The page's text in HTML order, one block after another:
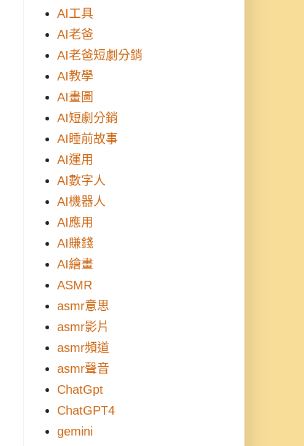
AI工具
AI老爸
AI老爸短劇分銷
AI教學
AI畫圖
AI短劇分銷
AI睡前故事
AI運用
AI數字人
AI機器人
AI應用
AI賺錢
AI繪畫
ASMR
asmr意思
asmr影片
asmr頻道
asmr聲音
ChatGpt
ChatGPT4
gemini